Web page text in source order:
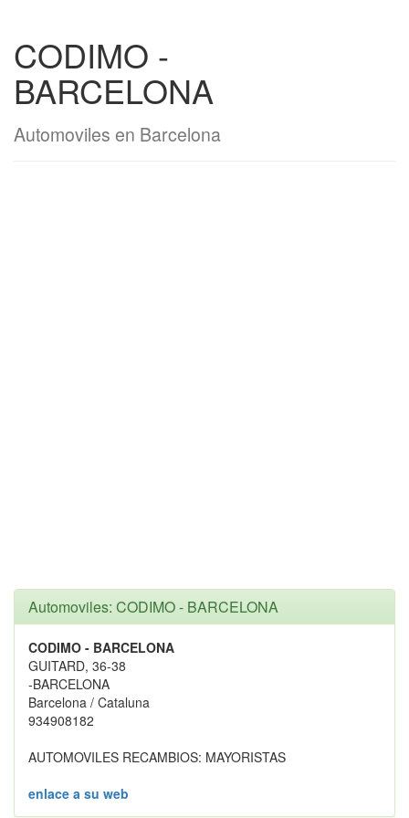
CODIMO -
BARCELONA
Automoviles en Barcelona
Automoviles: CODIMO - BARCELONA
CODIMO - BARCELONA
GUITARD, 36-38
-BARCELONA
Barcelona / Cataluna
934908182
AUTOMOVILES RECAMBIOS: MAYORISTAS
enlace a su web